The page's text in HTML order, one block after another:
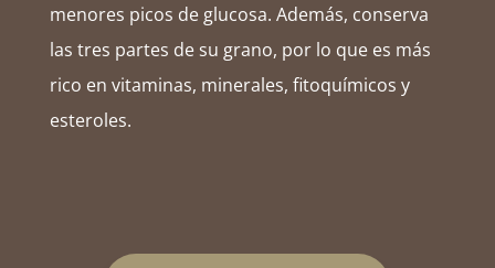
menores picos de glucosa. Además, conserva
las tres partes de su grano, por lo que es más
rico en vitaminas, minerales, fitoquímicos y
esteroles.